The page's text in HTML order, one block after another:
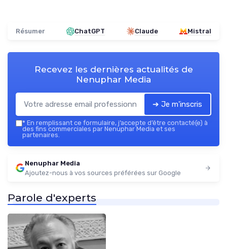
Résumer ChatGPT Claude Mistral
Recevez les dernières actualités de
Nenuphar Media
➔ Je m'inscris
* En remplissant ce formulaire, j’accepte d’être contacté(e) à
des fins commerciales par Nenuphar Media et ses
partenaires.
Nenuphar Media
Ajoutez-nous à vos sources préférées sur Google
Parole d'experts